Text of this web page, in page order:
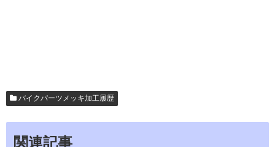
バイクパーツメッキ加工履歴
関連記事